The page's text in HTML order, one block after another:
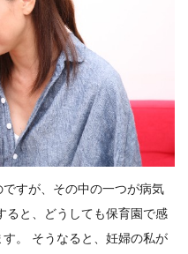
すが、その中の一つが病気
ると、どうしても保育園で感
。 そうなると、妊婦の私が